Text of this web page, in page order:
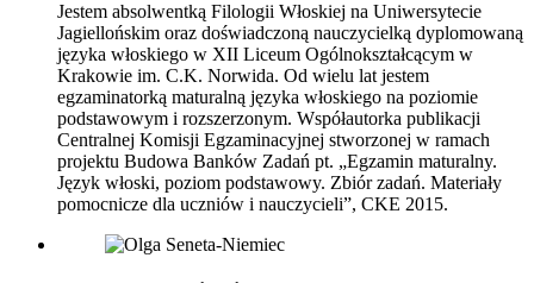
Jestem absolwentką Filologii Włoskiej na Uniwersytecie
Jagiellońskim oraz doświadczoną nauczycielką dyplomowaną
języka włoskiego w XII Liceum Ogólnokształcącym w
Krakowie im. C.K. Norwida. Od wielu lat jestem
egzaminatorką maturalną języka włoskiego na poziomie
podstawowym i rozszerzonym. Współautorka publikacji
Centralnej Komisji Egzaminacyjnej stworzonej w ramach
projektu Budowa Banków Zadań pt. „Egzamin maturalny.
Język włoski, poziom podstawowy. Zbiór zadań. Materiały
pomocnicze dla uczniów i nauczycieli”, CKE 2015.